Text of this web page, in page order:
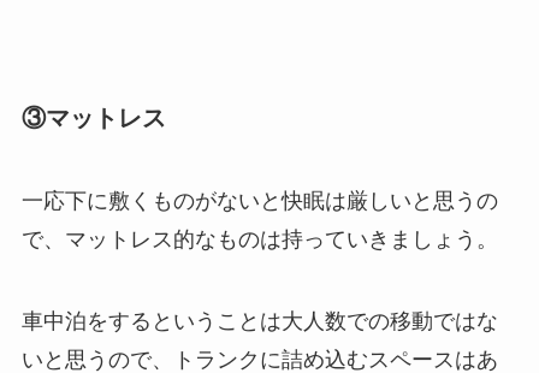
③マットレス
一応下に敷くものがないと快眠は厳しいと思うの
で、マットレス的なものは持っていきましょう。
車中泊をするということは大人数での移動ではな
いと思うので、トランクに詰め込むスペースはあ